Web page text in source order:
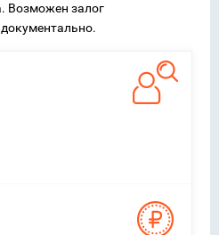
Возможен залог